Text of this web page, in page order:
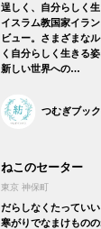
逞しく、自分らしく
イスラム教国家イラ
ビュー。さまざまな
く自分らしく生きる
新しい世界への…
つむぎブッ
ねこのセーター
東京 神保町
だらしなくたっていい
寒がりでなまけもの